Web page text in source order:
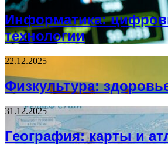
Информатика:
технологии
22.12.2025
Физкультура:
31.12.2025
География: карты и